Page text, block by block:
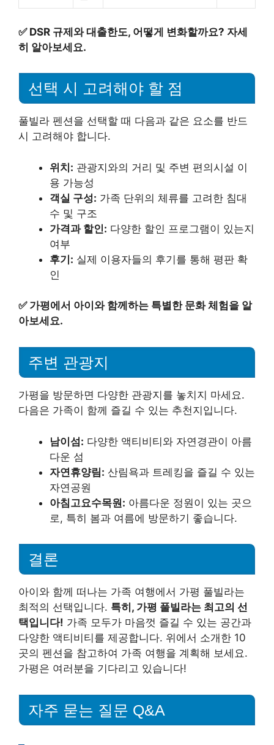
✅ DSR 규제와 대출한도, 어떻게 변화할까요? 자세
히 알아보세요.
선택 시 고려해야 할 점
풀빌라 펜션을 선택할 때 다음과 같은 요소를 반드
시 고려해야 합니다.
위치: 관광지와의 거리 및 주변 편의시설 이
용 가능성
객실 구성: 가족 단위의 체류를 고려한 침대
수 및 구조
가격과 할인: 다양한 할인 프로그램이 있는지
여부
후기: 실제 이용자들의 후기를 통해 평판 확
인
✅ 가평에서 아이와 함께하는 특별한 문화 체험을 알
아보세요.
주변 관광지
가평을 방문하면 다양한 관광지를 놓치지 마세요.
다음은 가족이 함께 즐길 수 있는 추천지입니다.
남이섬: 다양한 액티비티와 자연경관이 아름
다운 섬
자연휴양림: 산림욕과 트레킹을 즐길 수 있는
자연공원
아침고요수목원: 아름다운 정원이 있는 곳으
로, 특히 봄과 여름에 방문하기 좋습니다.
결론
아이와 함께 떠나는 가족 여행에서 가평 풀빌라는
최적의 선택입니다. 특히, 가평 풀빌라는 최고의 선
택입니다! 가족 모두가 마음껏 즐길 수 있는 공간과
다양한 액티비티를 제공합니다. 위에서 소개한 10
곳의 펜션을 참고하여 가족 여행을 계획해 보세요.
가평은 여러분을 기다리고 있습니다!
자주 묻는 질문 Q&A